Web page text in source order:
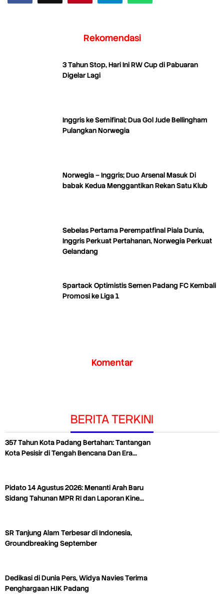
Rekomendasi
3 Tahun Stop, Hari Ini RW Cup di Pabuaran
Digelar Lagi
Inggris ke Semifinal; Dua Gol Jude Bellingham
Pulangkan Norwegia
Norwegia – Inggris; Duo Arsenal Masuk Di
babak Kedua Menggantikan Rekan Satu Klub
Sebelas Pertama Perempatfinal Piala Dunia,
Inggris Perkuat Pertahanan, Norwegia Perkuat
Gelandang
Spartack Optimistis Semen Padang FC Kembali
Promosi ke Liga 1
Komentar
BERITA TERKINI
357 Tahun Kota Padang Bertahan: Tantangan
Kota Pesisir di Tengah Bencana Dan Era…
Pidato 14 Agustus 2026: Menanti Arah Baru
Sidang Tahunan MPR RI dan Laporan Kine…
SR Tanjung Alam Terbesar di Indonesia,
Groundbreaking September
Dedikasi di Dunia Pers, Widya Navies Terima
Penghargaan HJK Padang